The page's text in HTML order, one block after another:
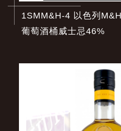
1SMM&H-4 以色列
葡萄酒桶威士忌46%